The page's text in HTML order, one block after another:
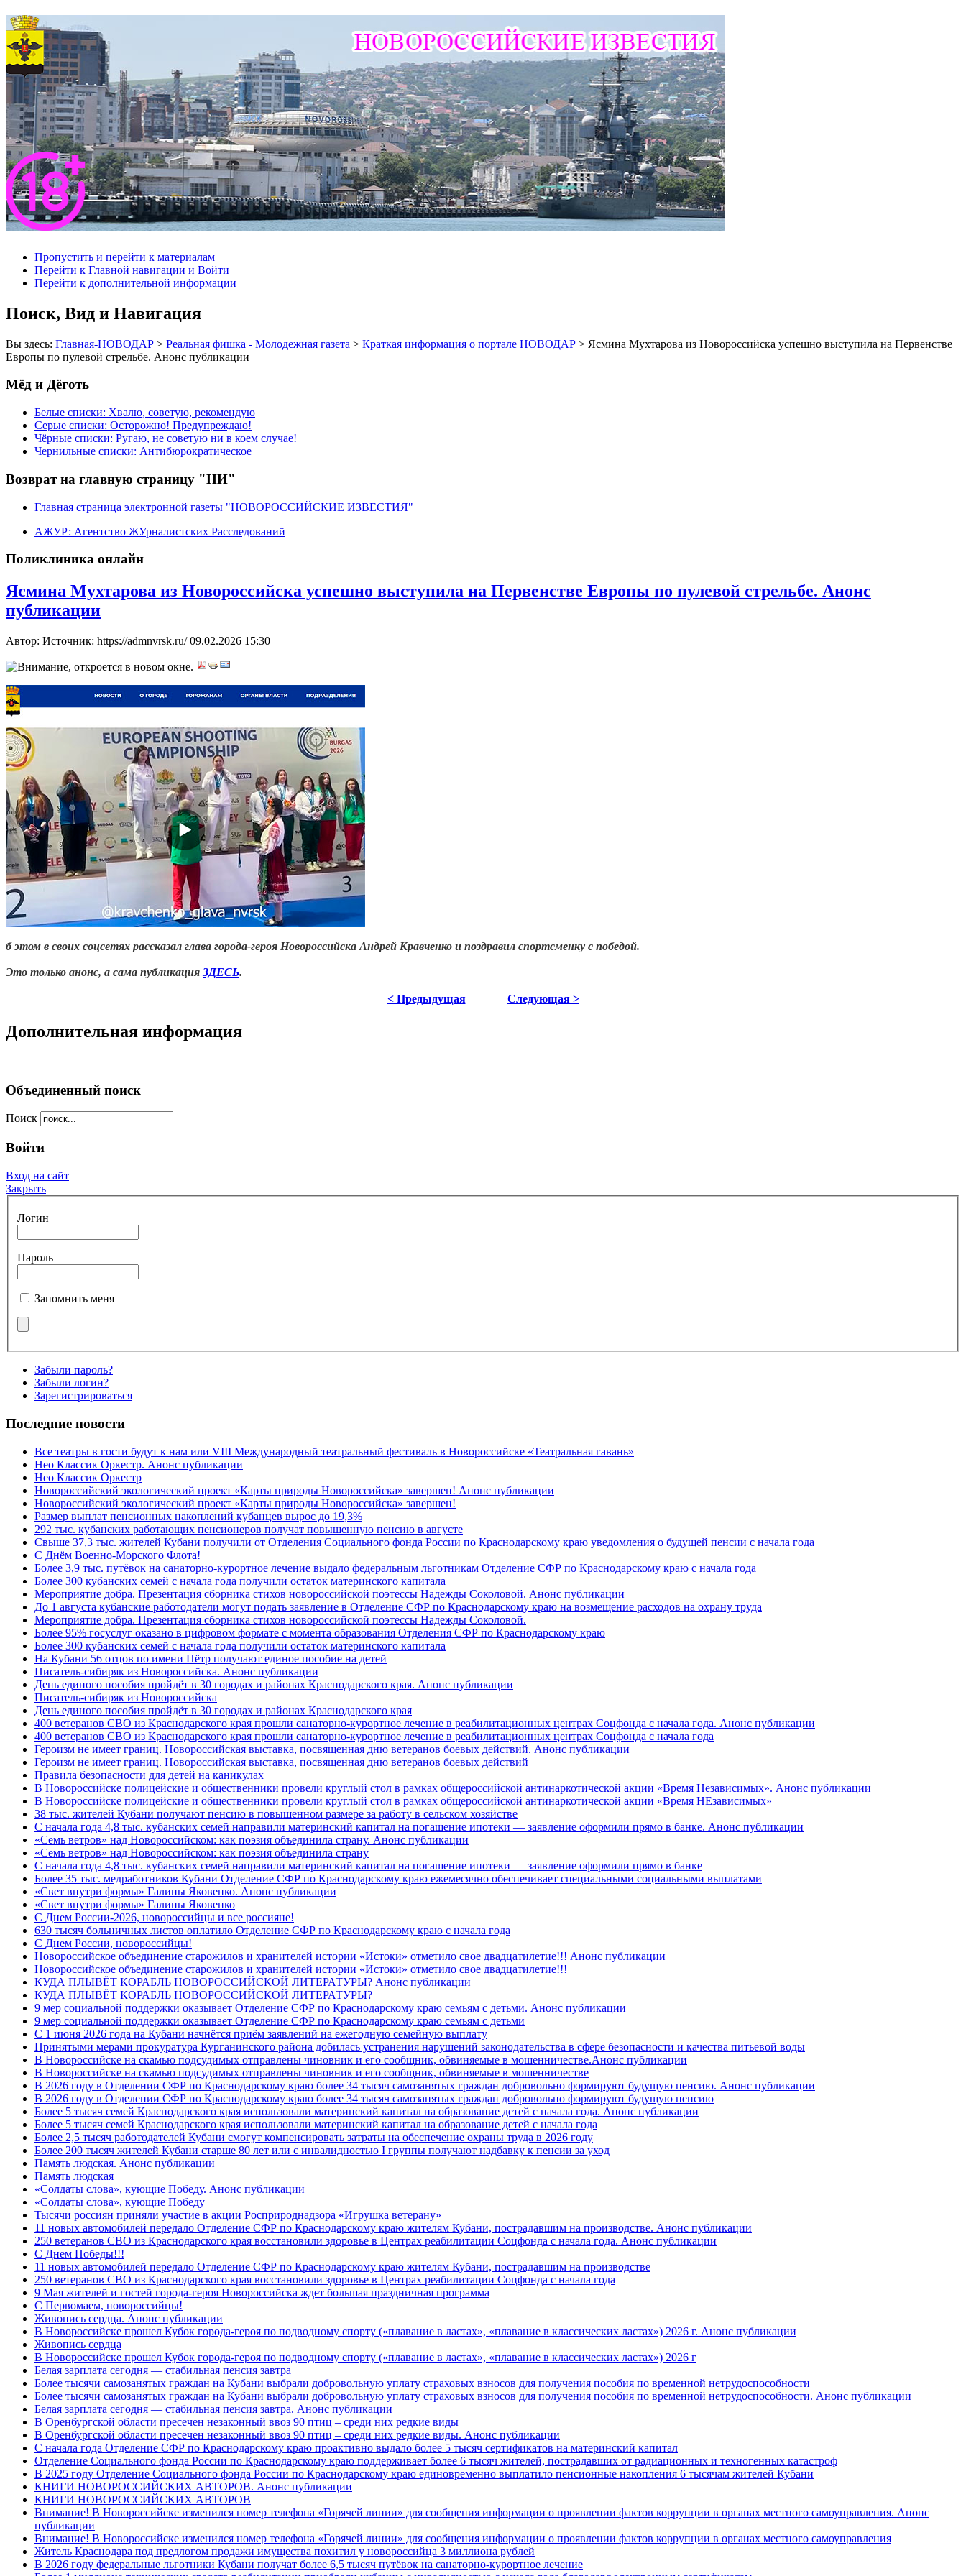
Пропустить и перейти к материалам
Перейти к Главной навигации и Войти
Перейти к дополнительной информации
Поиск, Вид и Навигация
Вы здесь: Главная-НОВОДАР > Реальная фишка - Молодежная газета > Краткая информация о портале НОВОДАР > Ясмина Мухтарова из Новороссийска успешно выступила на Первенстве
Европы по пулевой стрельбе. Анонс публикации
Мёд и Дёготь
Белые списки: Хвалю, советую, рекомендую
Серые списки: Осторожно! Предупреждаю!
Чёрные списки: Ругаю, не советую ни в коем случае!
Чернильные списки: Антибюрократическое
Возврат на главную страницу "НИ"
Главная страница электронной газеты "НОВОРОССИЙСКИЕ ИЗВЕСТИЯ"
АЖУР: Агентство ЖУрналистских Расследований
Поликлиника онлайн
Ясмина Мухтарова из Новороссийска успешно выступила на Первенстве Европы по пулевой стрельбе. Анонс
публикации
Автор: Источник: https://admnvrsk.ru/09.02.2026 15:30
б этом в своих соцсетях рассказал глава города-героя Новороссийска Андрей Кравченко и поздравил спортсменку с победой.
Это только анонс, а сама публикация ЗДЕСЬ.
< Предыдущая Следующая >
Дополнительная информация
Объединенный поиск
Поиск
Войти
Вход на сайт
Закрыть
Логин
Пароль
Запомнить меня
Забыли пароль?
Забыли логин?
Зарегистрироваться
Последние новости
Все театры в гости будут к нам или VIII Международный театральный фестиваль в Новороссийске «Театральная гавань»
Нео Классик Оркестр. Анонс публикации
Нео Классик Оркестр
Новороссийский экологический проект «Карты природы Новороссийска» завершен! Анонс публикации
Новороссийский экологический проект «Карты природы Новороссийска» завершен!
Размер выплат пенсионных накоплений кубанцев вырос до 19,3%
292 тыс. кубанских работающих пенсионеров получат повышенную пенсию в августе
Свыше 37,3 тыс. жителей Кубани получили от Отделения Социального фонда России по Краснодарскому краю уведомления о будущей пенсии с начала года
C Днём Военно-Морского Флота!
Более 3,9 тыс. путёвок на санаторно-курортное лечение выдало федеральным льготникам Отделение СФР по Краснодарскому краю с начала года
Более 300 кубанских семей с начала года получили остаток материнского капитала
Мероприятие добра. Презентация сборника стихов новороссийской поэтессы Надежды Соколовой. Анонс публикации
До 1 августа кубанские работодатели могут подать заявление в Отделение СФР по Краснодарскому краю на возмещение расходов на охрану труда
Мероприятие добра. Презентация сборника стихов новороссийской поэтессы Надежды Соколовой.
Более 95% госуслуг оказано в цифровом формате с момента образования Отделения СФР по Краснодарскому краю
Более 300 кубанских семей с начала года получили остаток материнского капитала
На Кубани 56 отцов по имени Пётр получают единое пособие на детей
Писатель-сибиряк из Новороссийска. Анонс публикации
День единого пособия пройдёт в 30 городах и районах Краснодарского края. Анонс публикации
Писатель-сибиряк из Новороссийска
День единого пособия пройдёт в 30 городах и районах Краснодарского края
400 ветеранов СВО из Краснодарского края прошли санаторно-курортное лечение в реабилитационных центрах Соцфонда с начала года. Анонс публикации
400 ветеранов СВО из Краснодарского края прошли санаторно-курортное лечение в реабилитационных центрах Соцфонда с начала года
Героизм не имеет границ. Новороссийская выставка, посвященная дню ветеранов боевых действий. Анонс публикации
Героизм не имеет границ. Новороссийская выставка, посвященная дню ветеранов боевых действий
Правила безопасности для детей на каникулах
В Новороссийске полицейские и общественники провели круглый стол в рамках общероссийской антинаркотической акции «Время Независимых». Анонс публикации
В Новороссийске полицейские и общественники провели круглый стол в рамках общероссийской антинаркотической акции «Время НЕзависимых»
38 тыс. жителей Кубани получают пенсию в повышенном размере за работу в сельском хозяйстве
С начала года 4,8 тыс. кубанских семей направили материнский капитал на погашение ипотеки — заявление оформили прямо в банке. Анонс публикации
«Семь ветров» над Новороссийском: как поэзия объединила страну. Анонс публикации
«Семь ветров» над Новороссийском: как поэзия объединила страну
С начала года 4,8 тыс. кубанских семей направили материнский капитал на погашение ипотеки — заявление оформили прямо в банке
Более 35 тыс. медработников Кубани Отделение СФР по Краснодарскому краю ежемесячно обеспечивает специальными социальными выплатами
«Свет внутри формы» Галины Яковенко. Анонс публикации
«Свет внутри формы» Галины Яковенко
C Днем России-2026, новороссийцы и все россияне!
630 тысяч больничных листов оплатило Отделение СФР по Краснодарскому краю с начала года
C Днем России, новороссийцы!
Новороссийское объединение старожилов и хранителей истории «Истоки» отметило свое двадцатилетие!!! Анонс публикации
Новороссийское объединение старожилов и хранителей истории «Истоки» отметило свое двадцатилетие!!!
КУДА ПЛЫВЁТ КОРАБЛЬ НОВОРОССИЙСКОЙ ЛИТЕРАТУРЫ? Анонс публикации
КУДА ПЛЫВЁТ КОРАБЛЬ НОВОРОССИЙСКОЙ ЛИТЕРАТУРЫ?
9 мер социальной поддержки оказывает Отделение СФР по Краснодарскому краю семьям с детьми. Анонс публикации
9 мер социальной поддержки оказывает Отделение СФР по Краснодарскому краю семьям с детьми
С 1 июня 2026 года на Кубани начнётся приём заявлений на ежегодную семейную выплату
Принятыми мерами прокуратура Курганинского района добилась устранения нарушений законодательства в сфере безопасности и качества питьевой воды
В Новороссийске на скамью подсудимых отправлены чиновник и его сообщник, обвиняемые в мошенничестве.Анонс публикации
В Новороссийске на скамью подсудимых отправлены чиновник и его сообщник, обвиняемые в мошенничестве
В 2026 году в Отделении СФР по Краснодарскому краю более 34 тысяч самозанятых граждан добровольно формируют будущую пенсию. Анонс публикации
В 2026 году в Отделении СФР по Краснодарскому краю более 34 тысяч самозанятых граждан добровольно формируют будущую пенсию
Более 5 тысяч семей Краснодарского края использовали материнский капитал на образование детей с начала года. Анонс публикации
Более 5 тысяч семей Краснодарского края использовали материнский капитал на образование детей с начала года
Более 2,5 тысяч работодателей Кубани смогут компенсировать затраты на обеспечение охраны труда в 2026 году
Более 200 тысяч жителей Кубани старше 80 лет или с инвалидностью I группы получают надбавку к пенсии за уход
Память людская. Анонс публикации
Память людская
«Солдаты слова», кующие Победу. Анонс публикации
«Солдаты слова», кующие Победу
Тысячи россиян приняли участие в акции Росприроднадзора «Игрушка ветерану»
11 новых автомобилей передало Отделение СФР по Краснодарскому краю жителям Кубани, пострадавшим на производстве. Анонс публикации
250 ветеранов СВО из Краснодарского края восстановили здоровье в Центрах реабилитации Соцфонда с начала года. Анонс публикации
С Днем Победы!!!
11 новых автомобилей передало Отделение СФР по Краснодарскому краю жителям Кубани, пострадавшим на производстве
250 ветеранов СВО из Краснодарского края восстановили здоровье в Центрах реабилитации Соцфонда с начала года
9 Мая жителей и гостей города-героя Новороссийска ждет большая праздничная программа
C Первомаем, новороссийцы!
Живопись сердца. Анонс публикации
В Новороссийске прошел Кубок города-героя по подводному спорту («плавание в ластах», «плавание в классических ластах») 2026 г. Анонс публикации
Живопись сердца
В Новороссийске прошел Кубок города-героя по подводному спорту («плавание в ластах», «плавание в классических ластах») 2026 г
Белая зарплата сегодня — стабильная пенсия завтра
Более тысячи самозанятых граждан на Кубани выбрали добровольную уплату страховых взносов для получения пособия по временной нетрудоспособности
Более тысячи самозанятых граждан на Кубани выбрали добровольную уплату страховых взносов для получения пособия по временной нетрудоспособности. Анонс публикации
Белая зарплата сегодня — стабильная пенсия завтра. Анонс публикации
В Оренбургской области пресечен незаконный ввоз 90 птиц – среди них редкие виды
В Оренбургской области пресечен незаконный ввоз 90 птиц – среди них редкие виды. Анонс публикации
С начала года Отделение СФР по Краснодарскому краю проактивно выдало более 5 тысяч сертификатов на материнский капитал
Отделение Социального фонда России по Краснодарскому краю поддерживает более 6 тысяч жителей, пострадавших от радиационных и техногенных катастроф
В 2025 году Отделение Социального фонда России по Краснодарскому краю единовременно выплатило пенсионные накопления 6 тысячам жителей Кубани
КНИГИ НОВОРОССИЙСКИХ АВТОРОВ. Анонс публикации
КНИГИ НОВОРОССИЙСКИХ АВТОРОВ
Внимание! В Новороссийске изменился номер телефона «Горячей линии» для сообщения информации о проявлении фактов коррупции в органах местного самоуправления. Анонс
публикации
Внимание! В Новороссийске изменился номер телефона «Горячей линии» для сообщения информации о проявлении фактов коррупции в органах местного самоуправления
Житель Краснодара под предлогом продажи имущества похитил у новороссийца 3 миллиона рублей
В 2026 году федеральные льготники Кубани получат более 6,5 тысяч путёвок на санаторно‑курортное лечение